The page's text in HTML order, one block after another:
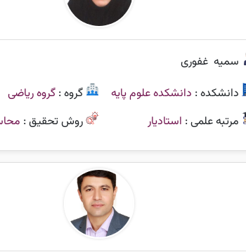
سمیه غفوری
دانشکده : دانشکده علوم پایه گروه :گروه ریاضی
مرتبه علمی : استادیار روش تحقیق :